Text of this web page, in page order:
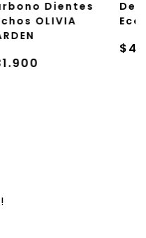
Dientes
OLIVIA